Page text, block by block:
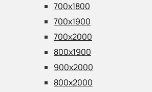
700х1800
700х1900
700х2000
800х1900
900х2000
800х2000